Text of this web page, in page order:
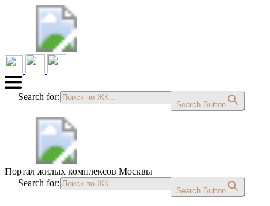
Search for:
Search Button
Портал жилых комплексов Москвы
Search for:
Search Button